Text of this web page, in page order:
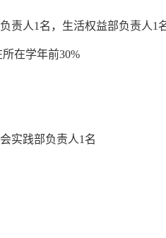
责人1名，生活权益部负责人1
在学年前30%
实践部负责人1名